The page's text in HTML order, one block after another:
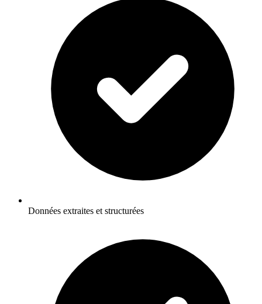
Données extraites et structurées